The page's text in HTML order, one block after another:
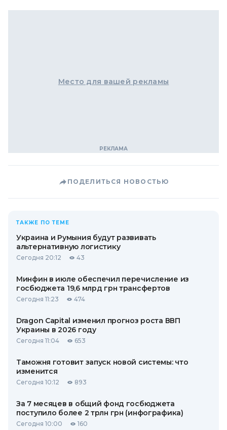
Место для вашей рекламы
ПОДЕЛИТЬСЯ НОВОСТЬЮ
ТАКЖЕ ПО ТЕМЕ
Украина и Румыния будут развивать
альтернативную логистику
Сегодня 20:12 43
Минфин в июле обеспечил перечисление из
госбюджета 19,6 млрд грн трансфертов
Сегодня 11:23 474
Dragon Capital изменил прогноз роста ВВП
Украины в 2026 году
Сегодня 11:04 653
Таможня готовит запуск новой системы: что
изменится
Сегодня 10:12 893
За 7 месяцев в общий фонд госбюджета
поступило более 2 трлн грн (инфографика)
Сегодня 10:00 160